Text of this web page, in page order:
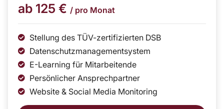
ab 125 € / pro Monat
Stellung des TÜV-zertifizierten DSB
Datenschutzmanagementsystem
E-Learning für Mitarbeitende
Persönlicher Ansprechpartner
Website & Social Media Monitoring